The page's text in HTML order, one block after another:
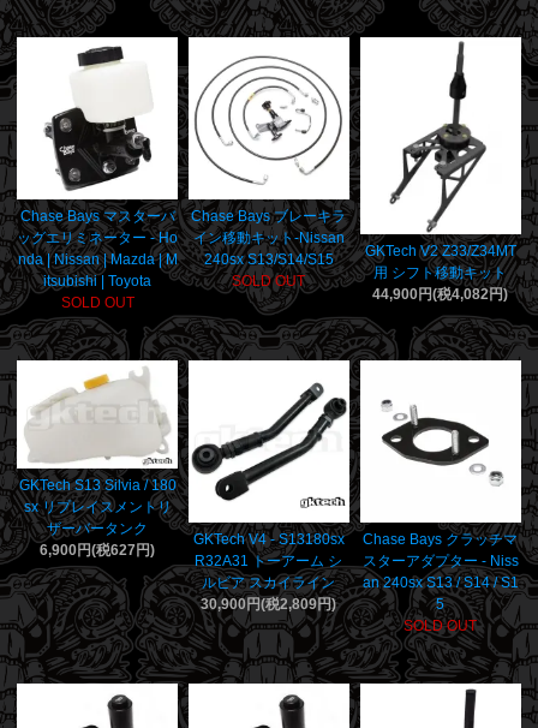
Chase Bays マスターバ
ッグエリミネーター - Ho
nda | Nissan | Mazda | M
itsubishi | Toyota
SOLD OUT
Chase Bays ブレーキラ
イン移動キット-Nissan
240sx S13/S14/S15
SOLD OUT
GKTech V2 Z33/Z34MT
用 シフト移動キット
44,900円(税4,082円)
GKTech S13 Silvia / 180
sx リプレイスメントリ
ザーバータンク
6,900円(税627円)
GKTech V4 - S13180sx
R32A31 トーアーム シ
ルビア スカイライン
30,900円(税2,809円)
Chase Bays クラッチマ
スターアダプター - Niss
an 240sx S13 / S14 / S1
5
SOLD OUT